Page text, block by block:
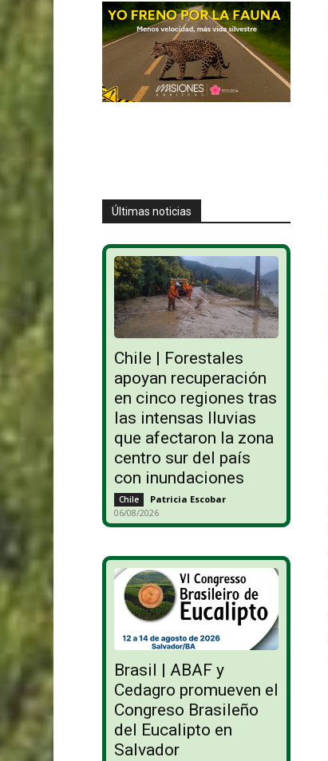
Últimas noticias
Chile | Forestales
apoyan recuperación
en cinco regiones tras
las intensas lluvias
que afectaron la zona
centro sur del país
con inundaciones
Chile Patricia Escobar -
06/08/2026
Brasil | ABAF y
Cedagro promueven el
Congreso Brasileño
del Eucalipto en
Salvador